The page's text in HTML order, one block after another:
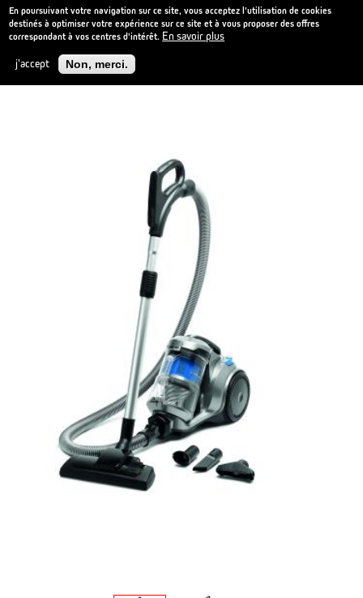
En poursuivant votre navigation sur ce site, vous acceptez l'utilisation de cookies
destinés à optimiser votre expérience sur ce site et à vous proposer des offres
correspondant à vos centres d'intérêt. En savoir plus
j'accept
Non, merci.
contenu
principal